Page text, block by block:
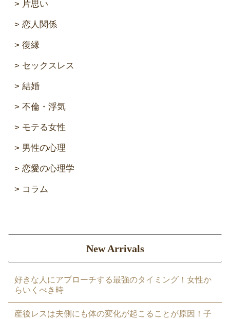
片思い
恋人関係
復縁
セックスレス
結婚
不倫・浮気
モテる女性
男性の心理
恋愛の心理学
コラム
New Arrivals
好きな人にアプローチする最強のタイミング！女性か
らいくべき時
産後レスは夫側にも体の変化が起こることが原因！子